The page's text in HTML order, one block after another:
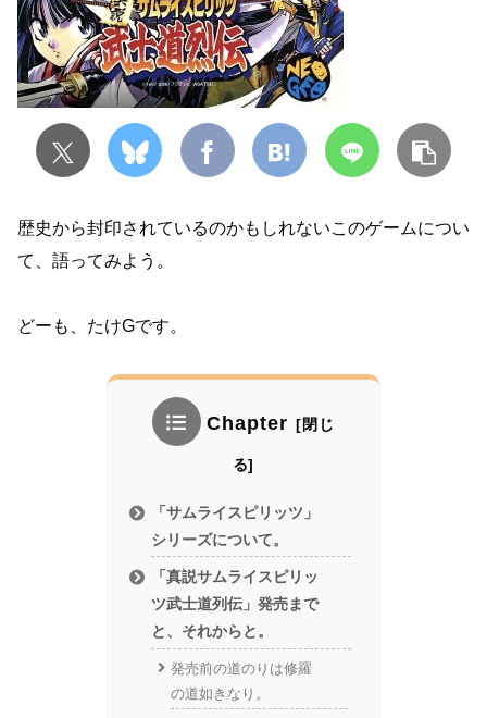
歴史から封印されているのかもしれないこのゲームについ
て、語ってみよう。
どーも、たけGです。
Chapter
「サムライスピリッツ」
シリーズについて。
「真説サムライスピリッ
ツ武士道列伝」発売まで
と、それからと。
発売前の道のりは修羅
の道如きなり。